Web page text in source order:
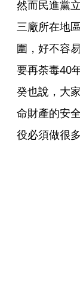
然而民進黨
三廠所在地
圍，好不容
要再荼毒40
癸也說，大
命財產的安
役必須做很